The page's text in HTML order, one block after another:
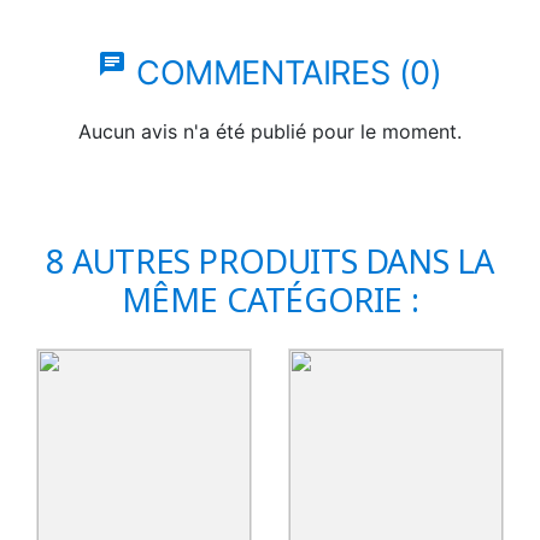
chat COMMENTAIRES (0)
Aucun avis n'a été publié pour le moment.
8 AUTRES PRODUITS DANS LA
MÊME CATÉGORIE :